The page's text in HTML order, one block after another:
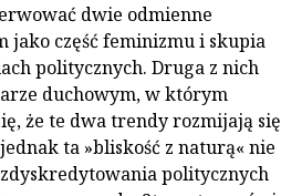
dwie odmienne
jako część feminizmu i skupia
politycznych. Druga z nich
duchowym, w którym
że te dwa trendy rozmijają się
ta »bliskość z naturą« nie
politycznych